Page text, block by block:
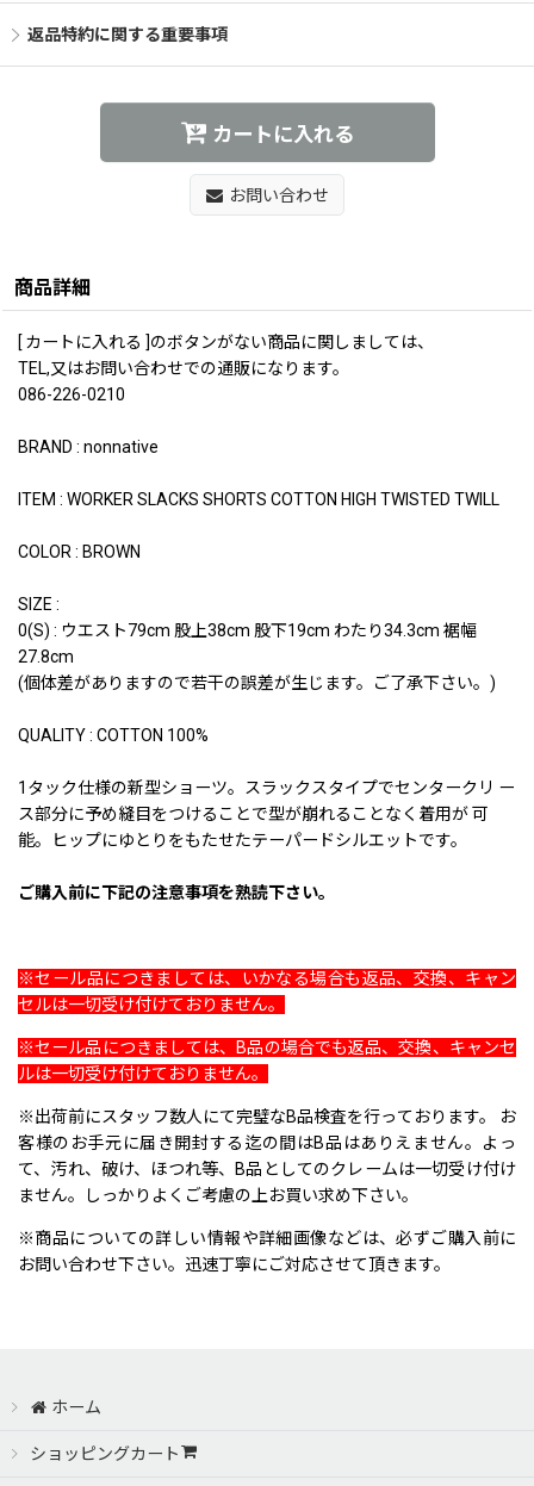
返品特約に関する重要事項
カートに入れる
お問い合わせ
商品詳細
[ カートに入れる ]のボタンがない商品に関しましては、
TEL,又はお問い合わせでの通販になります。
086-226-0210
BRAND : nonnative
ITEM : WORKER SLACKS SHORTS COTTON HIGH TWISTED TWILL
COLOR : BROWN
SIZE :
0(S) : ウエスト79cm 股上38cm 股下19cm わたり34.3cm 裾幅
27.8cm
(個体差がありますので若干の誤差が生じます。ご了承下さい。)
QUALITY : COTTON 100%
1タック仕様の新型ショーツ。スラックスタイプでセンタークリ ー
ス部分に予め縫目をつけることで型が崩れることなく着用が 可
能。ヒップにゆとりをもたせたテーパードシルエットです。
ご購入前に下記の注意事項を熟読下さい。
※セール品につきましては、いかなる場合も返品、交換、キャン
セルは一切受け付けておりません。
※セール品につきましては、B品の場合でも返品、交換、キャンセ
ルは一切受け付けておりません。
※出荷前にスタッフ数人にて完璧なB品検査を行っております。 お
客様のお手元に届き開封する迄の間はB品はありえません。よっ
て、汚れ、破け、ほつれ等、B品としてのクレームは一切受け付け
ません。しっかりよくご考慮の上お買い求め下さい。
※商品についての詳しい情報や詳細画像などは、必ずご購入前に
お問い合わせ下さい。迅速丁寧にご対応させて頂きます。
ホーム
ショッピングカート